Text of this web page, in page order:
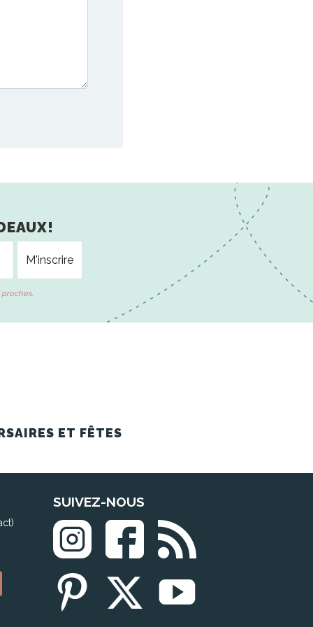
ET FÊTES
SUIVEZ-NOUS